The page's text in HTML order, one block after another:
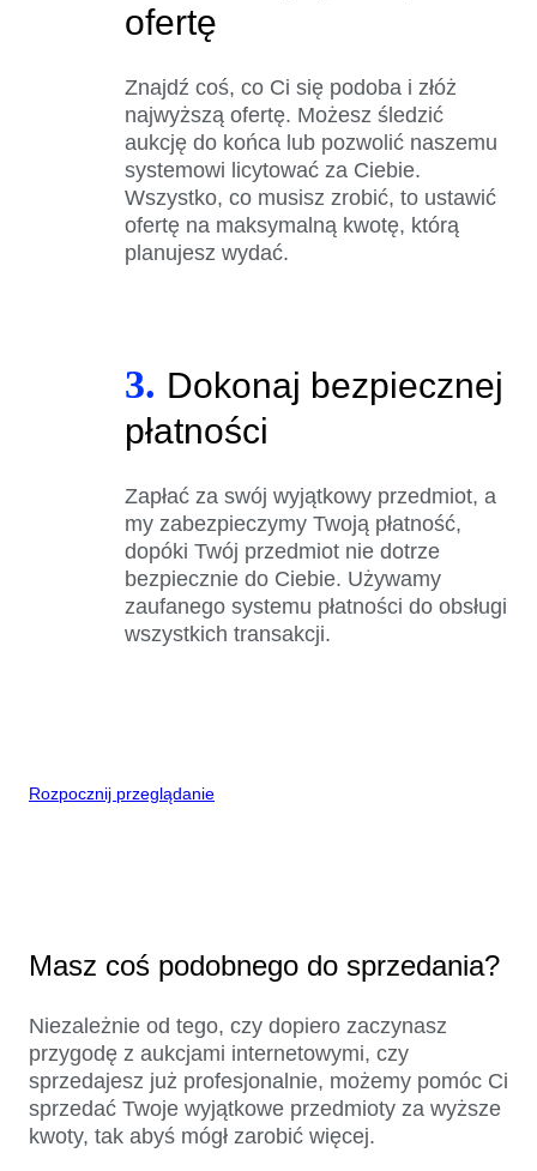
ofertę
Znajdź coś, co Ci się podoba i złóż
najwyższą ofertę. Możesz śledzić
aukcję do końca lub pozwolić naszemu
systemowi licytować za Ciebie.
Wszystko, co musisz zrobić, to ustawić
ofertę na maksymalną kwotę, którą
planujesz wydać.
3. Dokonaj bezpiecznej
płatności
Zapłać za swój wyjątkowy przedmiot, a
my zabezpieczymy Twoją płatność,
dopóki Twój przedmiot nie dotrze
bezpiecznie do Ciebie. Używamy
zaufanego systemu płatności do obsługi
wszystkich transakcji.
Rozpocznij przeglądanie
Masz coś podobnego do sprzedania?
Niezależnie od tego, czy dopiero zaczynasz
przygodę z aukcjami internetowymi, czy
sprzedajesz już profesjonalnie, możemy pomóc Ci
sprzedać Twoje wyjątkowe przedmioty za wyższe
kwoty, tak abyś mógł zarobić więcej.